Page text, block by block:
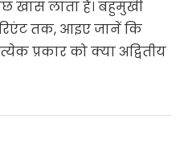
खास लाता है। बहुमुखी
तक, आइए जानें कि
प्रकार को क्या अद्वितीय